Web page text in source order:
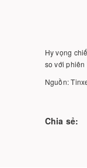
Hy vọng
so với phiên
Nguồn:
Chia sẻ: